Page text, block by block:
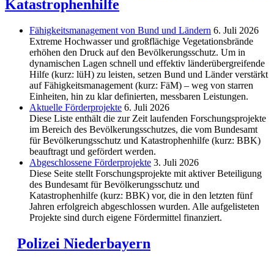
Katastrophenhilfe
Fähigkeitsmanagement von Bund und Ländern 6. Juli 2026
Extreme Hochwasser und großflächige Vegetationsbrände
erhöhen den Druck auf den Bevölkerungsschutz. Um in
dynamischen Lagen schnell und effektiv länderübergreifende
Hilfe (kurz: lüH) zu leisten, setzen Bund und Länder verstärkt
auf Fähigkeitsmanagement (kurz: FäM) – weg von starren
Einheiten, hin zu klar definierten, messbaren Leistungen.
Aktuelle Förderprojekte 6. Juli 2026
Diese Liste enthält die zur Zeit laufenden Forschungsprojekte
im Bereich des Be­völkerungs­schutzes, die vom Bundesamt
für Bevölkerungsschutz und Katastrophenhilfe (kurz: BBK)
beauftragt und gefördert werden.
Abgeschlos­sene Förderprojekte 3. Juli 2026
Diese Seite stellt Forschungsprojekte mit aktiver Beteiligung
des Bundesamt für Bevölkerungsschutz und
Katastrophenhilfe (kurz: BBK) vor, die in den letzten fünf
Jahren erfolgreich abgeschlossen wurden. Alle aufgelisteten
Projekte sind durch eigene Fördermittel finanziert.
Polizei Niederbayern